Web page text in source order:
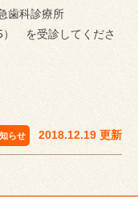
歯科診療所
） を受診してくださ
らせ 2018.12.19 更新